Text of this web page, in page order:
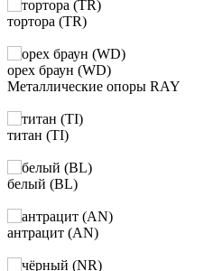
тортора (TR)
орех браун (WD)
Металлические опоры RAY
титан (TI)
белый (BL)
антрацит (AN)